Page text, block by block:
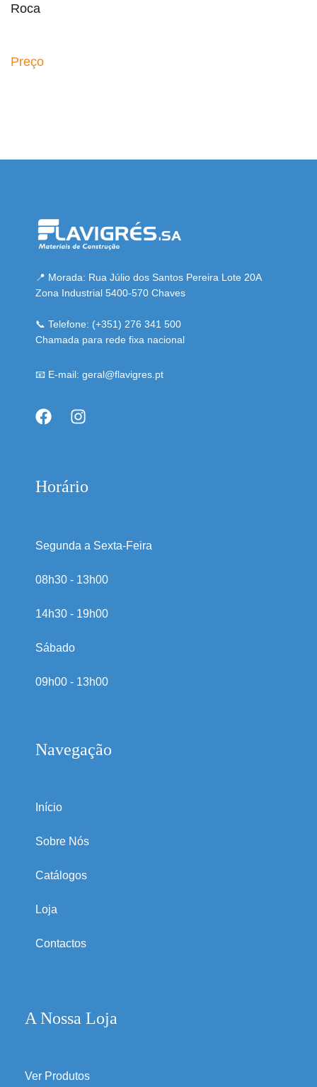
Roca
Preço
📍 Morada: Rua Júlio dos Santos Pereira Lote 20A
Zona Industrial 5400-570 Chaves
📞 Telefone: (+351) 276 341 500
Chamada para rede fixa nacional
📧 E-mail: geral@flavigres.pt
Horário
Segunda a Sexta-Feira
08h30 - 13h00
14h30 - 19h00
Sábado
09h00 - 13h00
Navegação
Início
Sobre Nós
Catálogos
Loja
Contactos
A Nossa Loja
Ver Produtos